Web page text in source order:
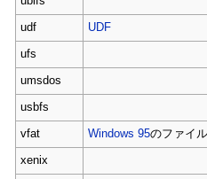
udf UDF
ufs
umsdos
usbfs
vfat Windows 95のファイ
xenix